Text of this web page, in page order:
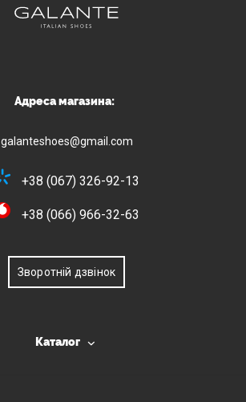
Адреса магазина:
galanteshoes@gmail.com
+38 (067) 326-92-13
+38 (066) 966-32-63
Зворотній дзвінок
Каталог